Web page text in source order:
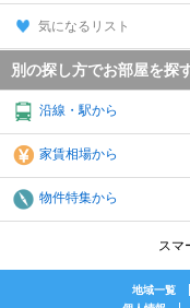
気になるリスト
別の探し方でお部屋を探
沿線・駅から
家賃相場から
物件特集から
スマ
地域一覧